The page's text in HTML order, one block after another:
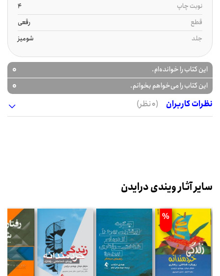
نوبت چاپ
4
قطع
رقعی
جلد
شومیز
این کتاب را خوانده‌ام. 0
این کتاب را می‌خواهم بخوانم.
0
نظرات کاربران
(0 نظر)
سایر آثار ویندی درایدن
%